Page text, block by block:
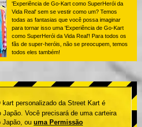
'Experiência de Go-Kart como SuperHerói da
Vida Real' sem se vestir como um? Temos
todas as fantasias que você possa imaginar
para tornar isso uma 'Experiência de Go-Kart
como SuperHerói da Vida Real'! Para todos os
fãs de super-heróis, não se preocupem, temos
todos eles também!
kart personalizado da Street Kart é
Japão. Você precisará de uma carteira
Japão, ou uma Permissão